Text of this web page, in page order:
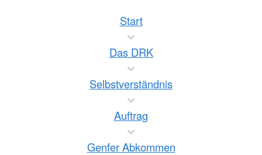
Start
Das DRK
Selbstverständnis
Auftrag
Genfer Abkommen